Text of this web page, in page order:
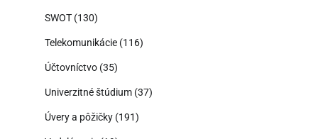
SWOT (130)
Telekomunikácie (116)
Účtovníctvo (35)
Univerzitné štúdium (37)
Úvery a pôžičky (191)